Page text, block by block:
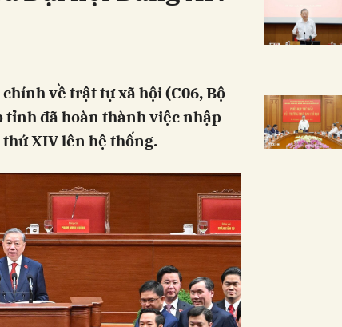
về trật tự xã hội (C06, Bộ
tỉnh đã hoàn thành việc nhập
XIV lên hệ thống.